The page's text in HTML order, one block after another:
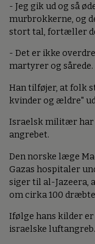
- Jeg gik ud og så
murbrokkerne, og
stort tal, fortæller
- Det er ikke
martyrer og sårede.
Han tilføjer, at folk
kvinder og ældre"
Israelsk militær har
angrebet.
Den norske læge
Gazas hospitaler
siger til al-Jazeera,
om cirka 100
Ifølge hans kilder
israelske luftangreb.